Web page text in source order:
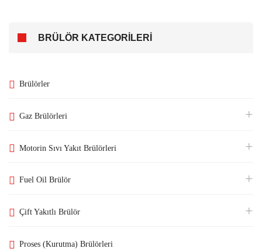
BRÜLÖR KATEGORİLERİ
Brülörler
Gaz Brülörleri
Motorin Sıvı Yakıt Brülörleri
Fuel Oil Brülör
Çift Yakıtlı Brülör
Proses (Kurutma) Brülörleri